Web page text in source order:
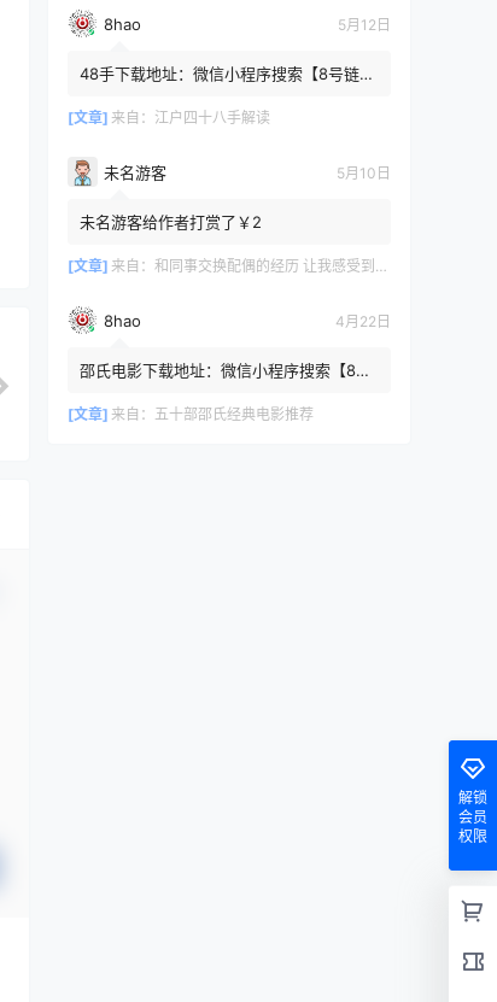
8hao 5月12日
48手下载地址：微信小程序搜索【8号链
或保存下方二维码微信里识别
[文章] 来自： 江户四十八手解读
未名游客 5月10日
未名游客给作者打赏了￥2
[文章] 来自： 和同事交换配偶的经历 让我感受到了从未有过的快乐
8hao 4月22日
邵氏电影下载地址：微信小程序搜索【8号
令或保存下方二维码微...
[文章] 来自： 五十部邵氏经典电影推荐
解锁
会员
权限